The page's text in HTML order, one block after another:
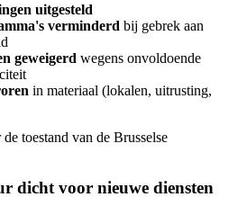
uitgesteld
verminderd bij gebrek aan
geweigerd wegens onvoldoende
in materiaal (lokalen, uitrusting,
toestand van de Brusselse
dicht voor nieuwe diensten